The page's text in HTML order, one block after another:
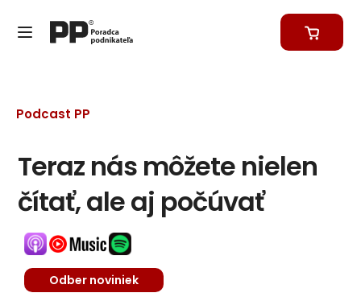
Podcast PP
Teraz nás môžete nielen
čítať, ale aj počúvať
Odber noviniek